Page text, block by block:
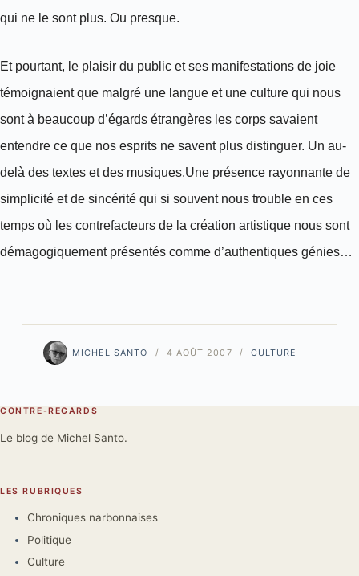
qui ne le sont plus. Ou presque.
Et pourtant, le plaisir du public et ses manifestations de joie
témoignaient que malgré une langue et une culture qui nous
sont à beaucoup d’égards étrangères les corps savaient
entendre ce que nos esprits ne savent plus distinguer. Un au-
delà des textes et des musiques.Une présence rayonnante de
simplicité et de sincérité qui si souvent nous trouble en ces
temps où les contrefacteurs de la création artistique nous sont
démagogiquement présentés comme d’authentiques génies…
MICHEL SANTO 4 AOÛT 2007 CULTURE
CONTRE-REGARDS
Le blog de Michel Santo.
LES RUBRIQUES
Chroniques narbonnaises
Politique
Culture